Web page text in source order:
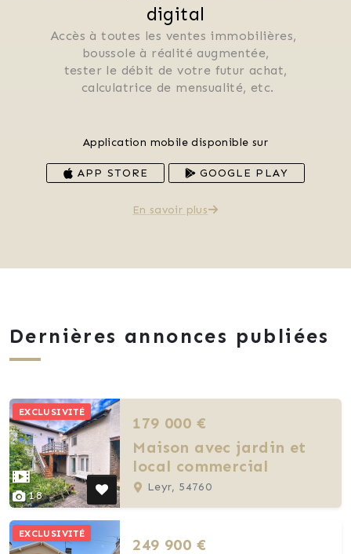
digital
Accès à toutes les ventes immobilières,
boussole à réalité augmentée,
tester le débit de votre futur achat,
calculatrice de mensualité, etc.
Application mobile disponible sur
APP STORE GOOGLE PLAY
En savoir plus
Dernières annonces publiées
18
EXCLUSIVITÉ
179 000 €
Maison avec jardin et
local commercial
Leyr, 54760
EXCLUSIVITÉ
249 900 €